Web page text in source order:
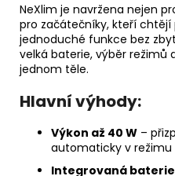
NeXlim je navržena nejen
pro začátečníky, kteří
jednoduché funkce bez
velká baterie, výběr režimů
jednom těle.
Hlavní výhody:
Výkon až 40 W –
automaticky v režimu
Integrovaná baterie